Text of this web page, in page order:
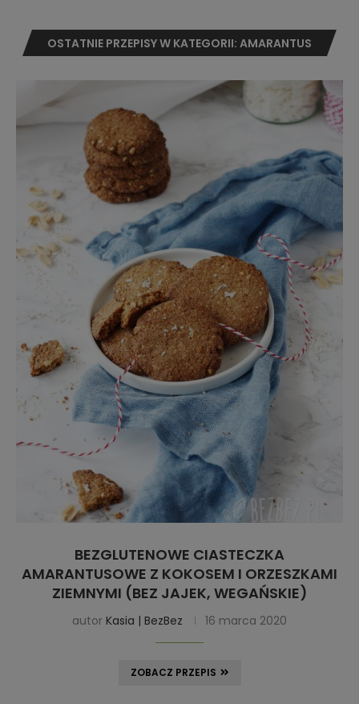
OSTATNIE PRZEPISY W KATEGORII: AMARANTUS
BEZGLUTENOWE CIASTECZKA
AMARANTUSOWE Z KOKOSEM I ORZESZKAMI
ZIEMNYMI (BEZ JAJEK, WEGAŃSKIE)
autor Kasia | BezBez 16 marca 2020
ZOBACZ PRZEPIS